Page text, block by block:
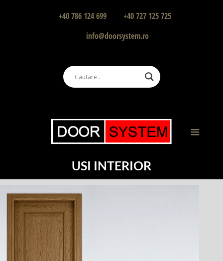
+40 786 124 699
+40 727 125 725
info@doorsystem.ro
USI INTERIOR